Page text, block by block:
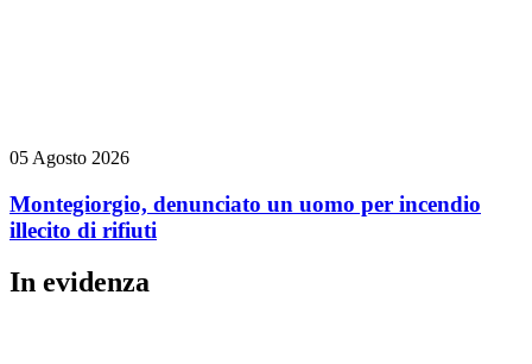
05 Agosto 2026
Montegiorgio, denunciato un uomo per incendio
illecito di rifiuti
In evidenza